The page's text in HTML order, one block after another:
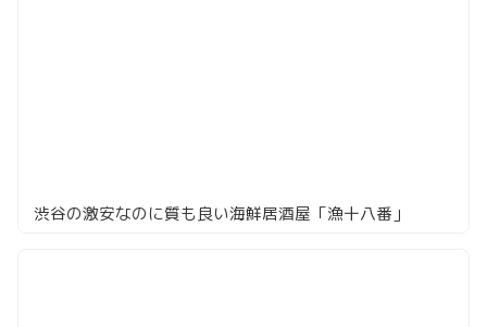
渋谷の激安なのに質も良い海鮮居酒屋「漁十八番」